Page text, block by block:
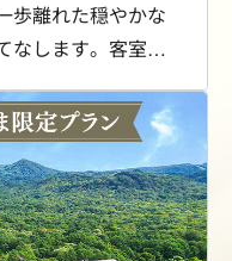
歩離れた穏やかな
なします。客室、
寛ぎのひとときを